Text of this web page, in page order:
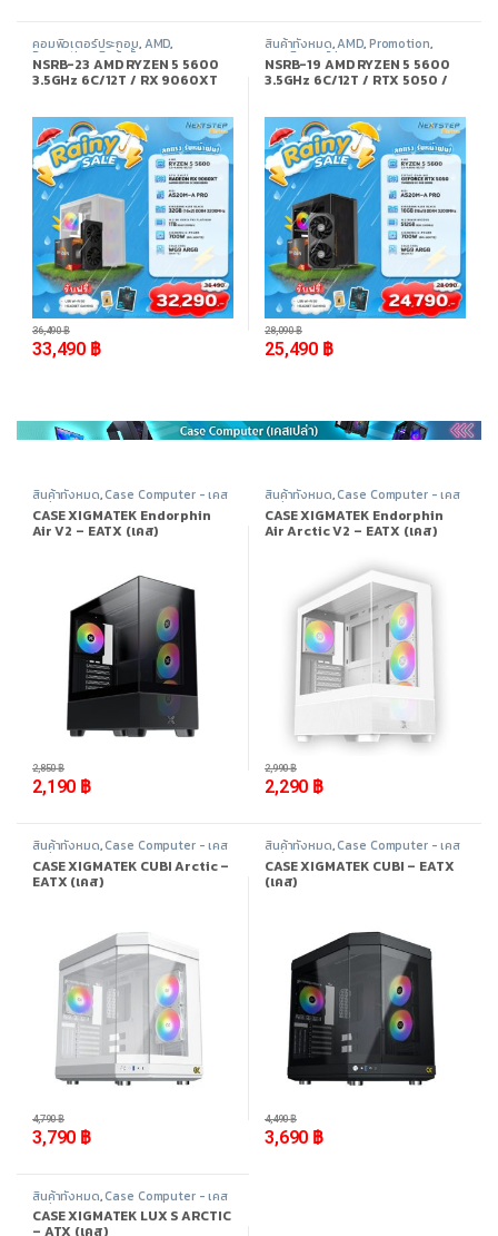
คอมพิวเตอร์ประกอบ,AMD,
Promotion ,สินค้าทั้งหมด
NSRB-23 AMD RYZEN 5 5600
3.5GHz 6C/12T / RX 9060XT
-8%
33,490 ฿
36,490฿
สินค้าทั้งหมด,AMD,Promotion,
คอมพิวเตอร์ประกอบ
NSRB-19 AMD RYZEN 5 5600
3.5GHz 6C/12T / RTX 5050 /
-9%
25,490 ฿
28,090฿
สินค้าทั้งหมด,Case Computer - เคส
เปล่า อุปกรณ์คอมพิวเตอร์
CASE XIGMATEK Endorphin
Air V2 – EATX (เคส)
23%
2,190 ฿
2,850฿
สินค้าทั้งหมด,Case Computer - เคส
เปล่า อุปกรณ์คอมพิวเตอร์
CASE XIGMATEK Endorphin
Air Arctic V2 – EATX (เคส)
23%
2,290 ฿
2,990฿
สินค้าทั้งหมด,Case Computer - เคส
เปล่า อุปกรณ์คอมพิวเตอร์
CASE XIGMATEK CUBI Arctic –
EATX (เคส)
3,790 ฿
4,790฿
สินค้าทั้งหมด,Case Computer - เคส
เปล่า อุปกรณ์คอมพิวเตอร์
CASE XIGMATEK CUBI – EATX
(เคส)
3,690 ฿
4,490฿
สินค้าทั้งหมด,Case Computer - เคส
เปล่า,Xigmatek,อุปกรณ์คอมพิวเตอร์
CASE XIGMATEK LUX S ARCTIC
– ATX (เคส)